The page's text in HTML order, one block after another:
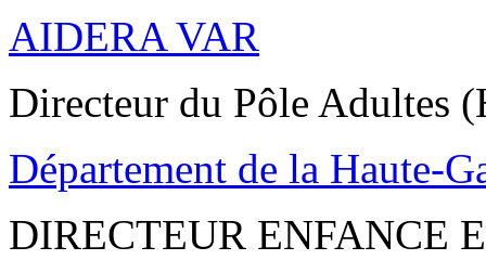
AIDERA VAR
Directeur du Pôle Adultes
Département de la Haute-
DIRECTEUR ENFANCE